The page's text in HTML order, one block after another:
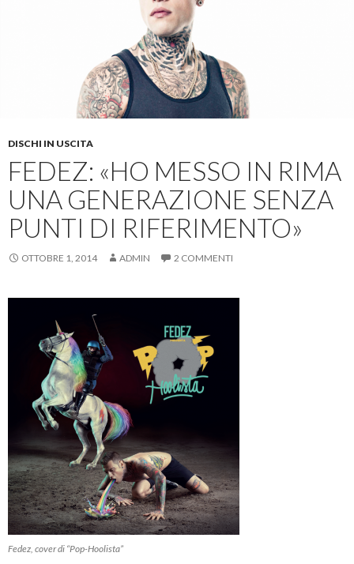
DISCHI IN USCITA
FEDEZ: «HO MESSO IN RIMA
UNA GENERAZIONE SENZA
PUNTI DI RIFERIMENTO»
OTTOBRE 1, 2014 ADMIN 2 COMMENTI
Fedez, cover di “Pop-Hoolista”